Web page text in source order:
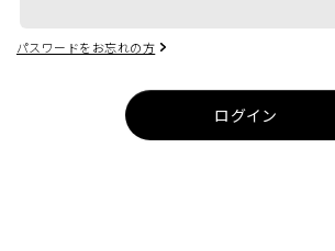
パスワードをお忘れの方
ログイン